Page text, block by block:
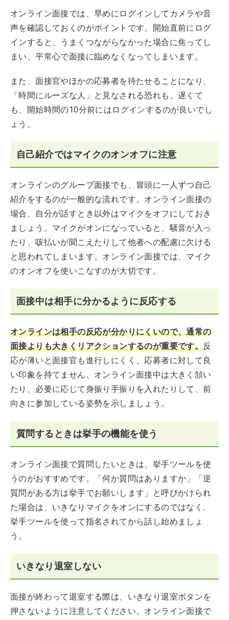
オンライン面接では、早めにログインしてカメラや音
声を確認しておくのがポイントです。開始直前にログ
インすると、うまくつながらなかった場合に焦ってし
まい、平常心で面接に臨めなくなってしまいます。
また、面接官やほかの応募者を待たせることになり、
「時間にルーズな人」と見なされる恐れも。遅くて
も、開始時間の10分前にはログインするのが良いでし
ょう。
自己紹介ではマイクのオンオフに注意
オンラインのグループ面接でも、冒頭に一人ずつ自己
紹介をするのが一般的な流れです。オンライン面接の
場合、自分が話すとき以外はマイクをオフにしておき
ましょう。マイクがオンになっていると、騒音が入っ
たり、咳払いが聞こえたりして他者への配慮に欠ける
と思われてしまいます。オンライン面接では、マイク
のオンオフを使いこなすのが大切です。
面接中は相手に分かるように反応する
オンラインは相手の反応が分かりにくいので、通常の
面接よりも大きくリアクションするのが重要です。反
応が薄いと面接官も進行しにくく、応募者に対して良
い印象を持てません。オンライン面接中は大きく頷い
たり、必要に応じて身振り手振りを入れたりして、前
向きに参加している姿勢を示しましょう。
質問するときは挙手の機能を使う
オンライン面接で質問したいときは、挙手ツールを使
うのがおすすめです。「何か質問はありますか」「逆
質問がある方は挙手でお願いします」と呼びかけられ
た場合は、いきなりマイクをオンにするのではなく、
挙手ツールを使って指名されてから話し始めましょ
う。
いきなり退室しない
面接が終わって退室する際は、いきなり退室ボタンを
押さないように注意してください。オンライン面接で